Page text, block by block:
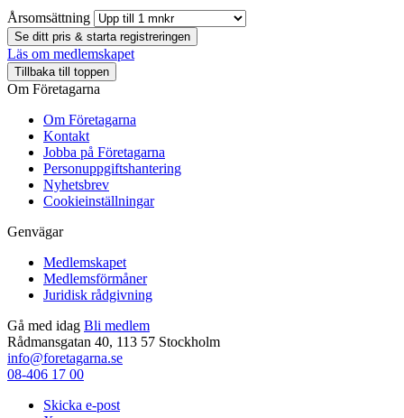
Årsomsättning
Se ditt pris & starta registreringen
Läs om medlemskapet
Tillbaka till toppen
Om Företagarna
Om Företagarna
Kontakt
Jobba på Företagarna
Personuppgiftshantering
Nyhetsbrev
Cookieinställningar
Genvägar
Medlemskapet
Medlemsförmåner
Juridisk rådgivning
Gå med idag Bli medlem
Rådmansgatan 40, 113 57 Stockholm
info@foretagarna.se
08-406 17 00
Skicka e-post